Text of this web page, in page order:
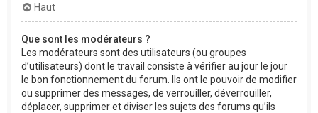
Haut
Que sont les modérateurs ?
Les modérateurs sont des utilisateurs (ou groupes
d’utilisateurs) dont le travail consiste à vérifier au jour le jour
le bon fonctionnement du forum. Ils ont le pouvoir de modifier
ou supprimer des messages, de verrouiller, déverrouiller,
déplacer, supprimer et diviser les sujets des forums qu’ils